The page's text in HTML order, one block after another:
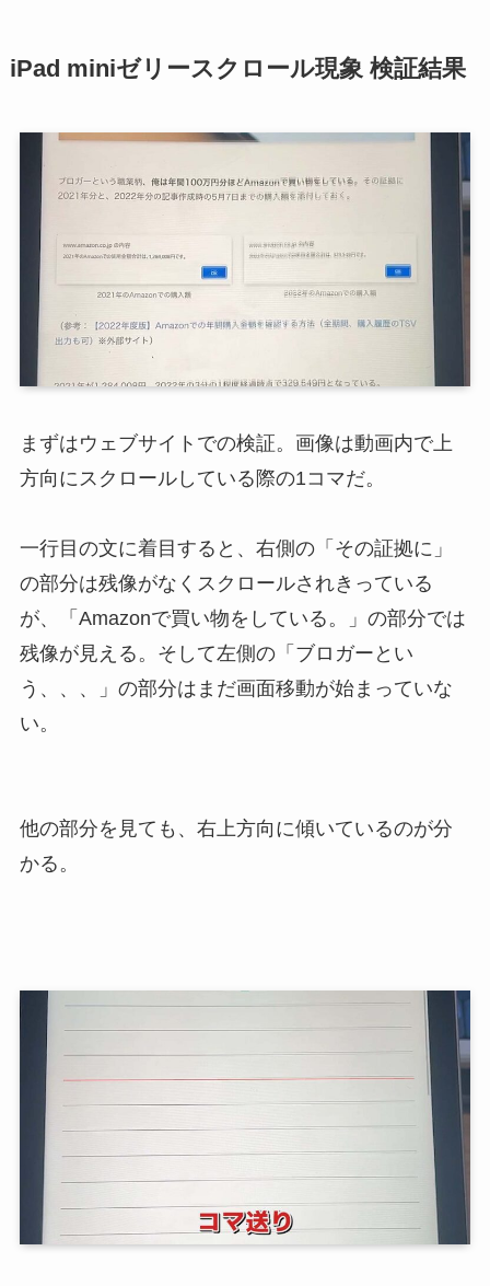
iPad miniゼリースクロール現象 検証結果
まずはウェブサイトでの検証。画像は動画内で上
方向にスクロールしている際の1コマだ。
一行目の文に着目すると、右側の「その証拠に」
の部分は残像がなくスクロールされきっている
が、「Amazonで買い物をしている。」の部分では
残像が見える。そして左側の「ブロガーとい
う、、、」の部分はまだ画面移動が始まっていな
い。
他の部分を見ても、右上方向に傾いているのが分
かる。